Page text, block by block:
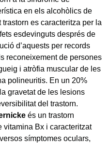
en els alcohòlics de
trastorn es caracteritza per la
esdevinguts després de
d’aquests per records
reconeixement de persones
i atròfia muscular de les
polineuritis. En un 20%
gravetat de les lesions
del trastorn.
és un trastorn
vitamina Bx i caracteritzat
símptomes oculars,